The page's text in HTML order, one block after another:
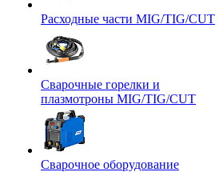
Расходные части MIG/TIG/CUT
Сварочные горелки и
плазмотроны MIG/TIG/CUT
Сварочное оборудование